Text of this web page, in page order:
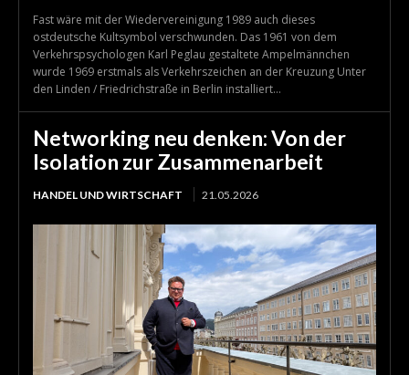
Fast wäre mit der Wiedervereinigung 1989 auch dieses
ostdeutsche Kultsymbol verschwunden. Das 1961 von dem
Verkehrspsychologen Karl Peglau gestaltete Ampelmännchen
wurde 1969 erstmals als Verkehrszeichen an der Kreuzung Unter
den Linden / Friedrichstraße in Berlin installiert...
Networking neu denken: Von der
Isolation zur Zusammenarbeit
HANDEL UND WIRTSCHAFT 21.05.2026